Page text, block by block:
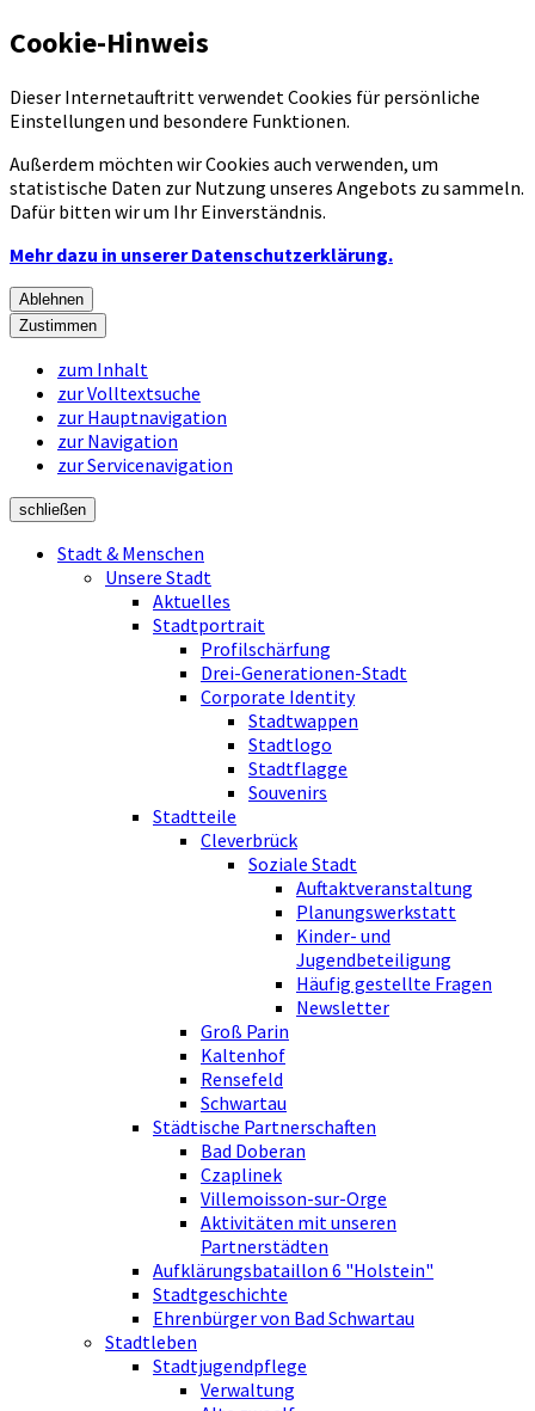
Cookie-Hinweis
Dieser Internetauftritt verwendet Cookies für persönliche
Einstellungen und besondere Funktionen.
Außerdem möchten wir Cookies auch verwenden, um
statistische Daten zur Nutzung unseres Angebots zu sammeln.
Dafür bitten wir um Ihr Einverständnis.
Mehr dazu in unserer Datenschutzerklärung.
Ablehnen
Zustimmen
zum Inhalt
zur Volltextsuche
zur Hauptnavigation
zur Navigation
zur Servicenavigation
schließen
Stadt & Menschen
Unsere Stadt
Aktuelles
Stadtportrait
Profilschärfung
Drei-Generationen-Stadt
Corporate Identity
Stadtwappen
Stadtlogo
Stadtflagge
Souvenirs
Stadtteile
Cleverbrück
Soziale Stadt
Auftaktveranstaltung
Planungswerkstatt
Kinder- und
Jugendbeteiligung
Häufig gestellte Fragen
Newsletter
Groß Parin
Kaltenhof
Rensefeld
Schwartau
Städtische Partnerschaften
Bad Doberan
Czaplinek
Villemoisson-sur-Orge
Aktivitäten mit unseren
Partnerstädten
Aufklärungsbataillon 6 "Holstein"
Stadtgeschichte
Ehrenbürger von Bad Schwartau
Stadtleben
Stadtjugendpflege
Verwaltung